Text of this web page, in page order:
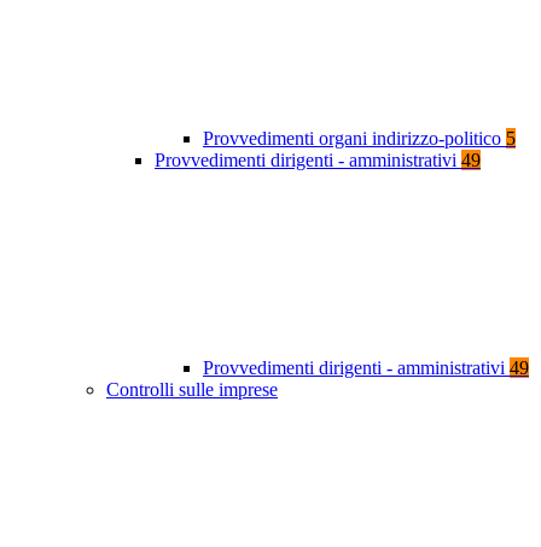
Provvedimenti organi indirizzo-politico 5
Provvedimenti dirigenti - amministrativi 49
Provvedimenti dirigenti - amministrativi 49
Controlli sulle imprese